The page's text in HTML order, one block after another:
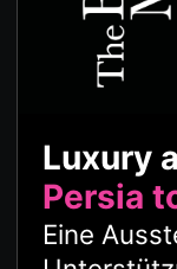
Luxury
Persia
Eine